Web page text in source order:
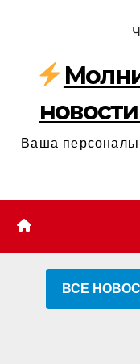
содержимому
Ваша
ВСЕ